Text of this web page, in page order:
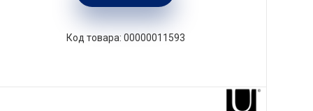
00000011593